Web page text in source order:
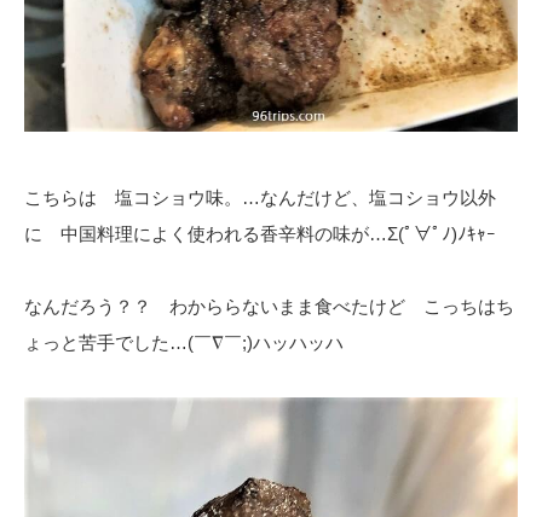
こちらは 塩コショウ味。…なんだけど、塩コショウ以外
に 中国料理によく使われる香辛料の味が…Σ(ﾟ∀ﾟﾉ)ﾉｷｬｰ
なんだろう？？ わかららないまま食べたけど こっちはち
ょっと苦手でした…(￣∇￣;)ハッハッハ